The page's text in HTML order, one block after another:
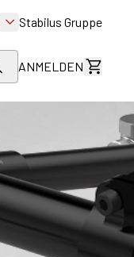
Stabilus Gruppe
ANMELDEN